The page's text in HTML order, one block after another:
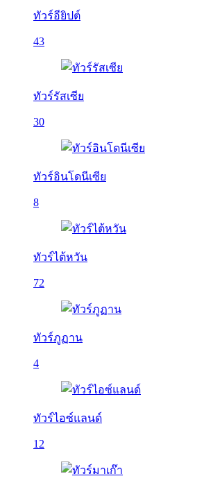
ทัวร์อียิปต์
43
ทัวร์รัสเซีย
30
ทัวร์อินโดนีเซีย
8
ทัวร์ไต้หวัน
72
ทัวร์ภูฏาน
4
ทัวร์ไอซ์แลนด์
12